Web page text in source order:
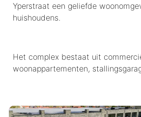
Yperstraat een geliefde
huishoudens.
Het complex bestaat uit
woonappartementen,